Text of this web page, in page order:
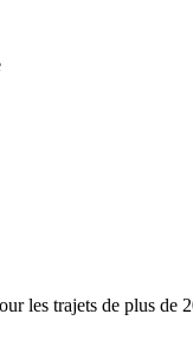
les trajets de plus